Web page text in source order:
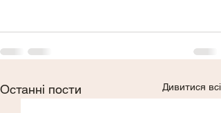
Останні пости Дивитися всі